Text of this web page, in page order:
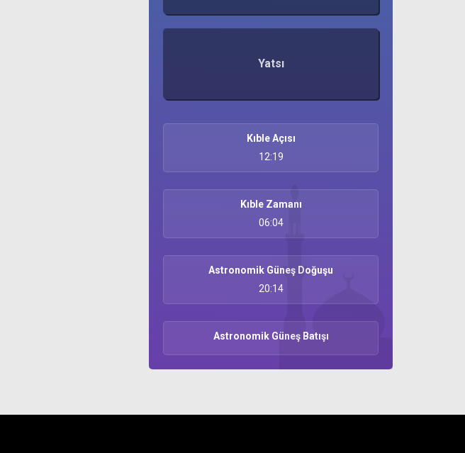
Yatsı
Kıble Açısı
12:19
Kıble Zamanı
06:04
Astronomik Güneş Doğuşu
20:14
Astronomik Güneş Batışı